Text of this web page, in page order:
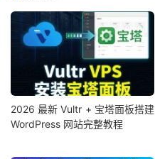
2026 最新 Vultr + 宝塔面板搭建
WordPress 网站完整教程